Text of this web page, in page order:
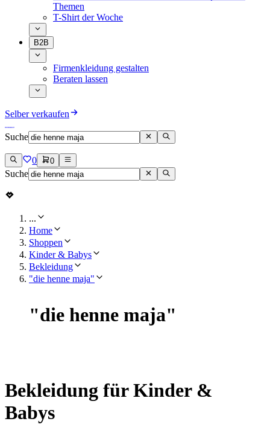
Themen
T-Shirt der Woche
B2B
Firmenkleidung gestalten
Beraten lassen
Selber verkaufen
Suche
0 0
Suche
...
Home
Shoppen
Kinder & Babys
Bekleidung
"die henne maja"
"die henne maja"
Bekleidung für Kinder &
Babys